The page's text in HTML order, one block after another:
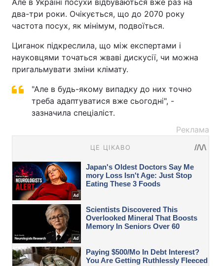
Але в Україні посухи відбуваються вже раз на
два-три роки. Очікується, що до 2070 року
частота посух, як мінімум, подвоїться.
Циганок підкреслила, що між експертами і
науковцями точаться жваві дискусії, чи можна
пригальмувати зміни клімату.
"Але в будь-якому випадку до них точно
треба адаптуватися вже сьогодні", -
зазначила спеціаліст.
Реклама